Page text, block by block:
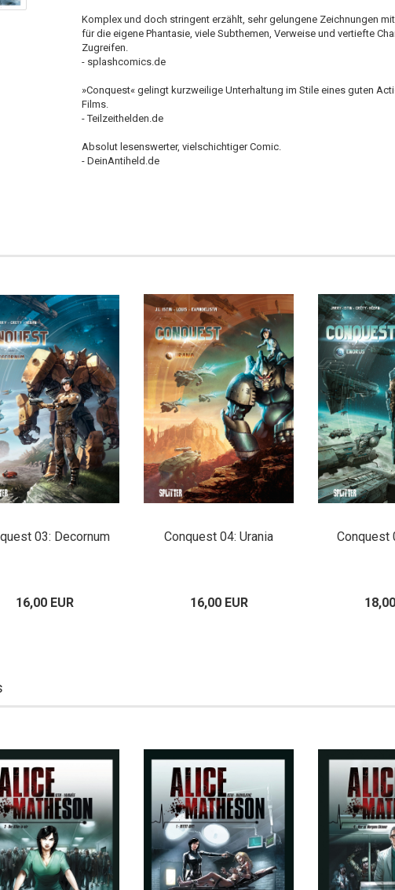
Komplex und doch stringent erzählt, sehr gelungene Zeichnungen
für die eigene Phantasie, viele Subthemen, Verweise und vertiefte
Zugreifen.
- splashcomics.de
»Conquest« gelingt kurzweilige Unterhaltung im Stile eines guten
Films.
- Teilzeithelden.de
Absolut lesenswerter, vielschichtiger Comic.
- DeinAntiheld.de
03: Decornum
16,00 EUR
Conquest 04: Urania
16,00 EUR
Conquest